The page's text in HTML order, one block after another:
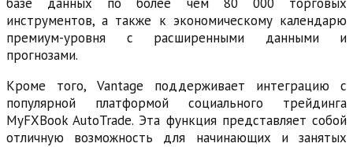
инструментов, а также к экономическому календарю
премиум-уровня с расширенными данными и
прогнозами.
Кроме того, Vantage поддерживает интеграцию с
популярной платформой социального трейдинга
MyFXBook AutoTrade. Эта функция представляет собой
отличную возможность для начинающих и занятых